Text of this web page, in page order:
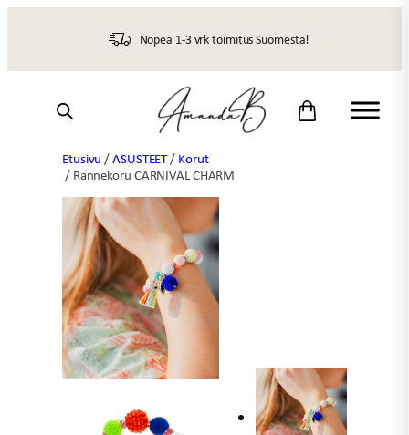
Nopea 1-3 vrk toimitus Suomesta!
Etusivu /ASUSTEET/ Korut
/ Rannekoru CARNIVAL CHARM